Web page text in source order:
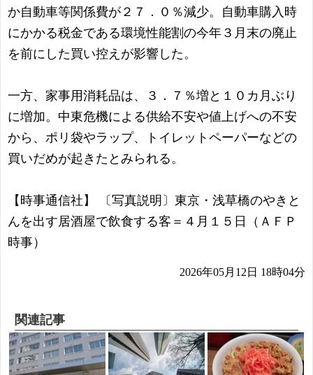
か自動車等関係費が２７．０％減少。自動車購入時
にかかる税金である環境性能割の今年３月末の廃止
を前にした買い控えが影響した。
一方、家事用消耗品は、３．７％増と１０カ月ぶり
に増加。中東危機による供給不安や値上げへの不安
から、ポリ袋やラップ、トイレットペーパーなどの
買いだめが起きたとみられる。
【時事通信社】 〔写真説明〕東京・浅草橋のやきと
んを出す居酒屋で飲食する客＝４月１５日（ＡＦＰ
時事）
2026年05月12日 18時04分
関連記事